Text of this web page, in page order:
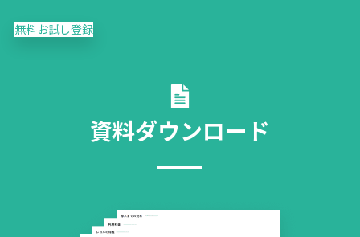
無料お試し登録
資料ダウンロード